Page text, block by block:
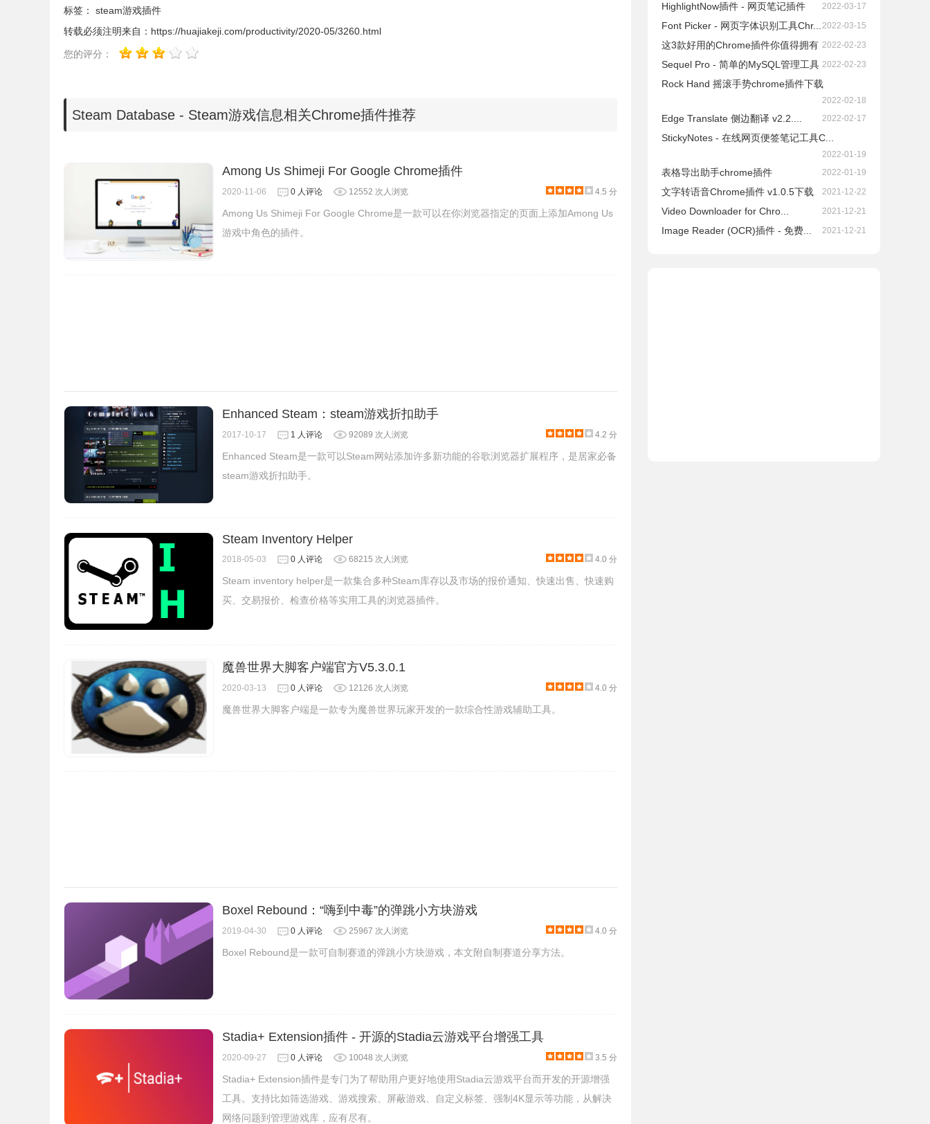
【chrome://extensions/】进入chrome扩展程序，解压你在本站下载的插件，并拖入扩展程序页即可。
2、最新版本的chrome浏览器直接拖放安装时会出现“程序包无效CRX-HEADER-INVALID”的报错信息，参照：
物车中的游戏和DLC。
标签：
steam游戏插件
转载必须注明来自： https://huajiakeji.com/productivity/2020-05/3260.html
您的评分：
Steam Database - Steam游戏信息相关Chrome插件推荐
Among Us Shimeji For Google Chrome插件
2020-11-06 0 人评论 12552 次人浏览 4.5 分
Among Us Shimeji For Google Chrome是一款可以在你浏览器指定的页面上添加Among Us
游戏中角色的插件。
Enhanced Steam：steam游戏折扣助手
2017-10-17 1 人评论 92089 次人浏览 4.2 分
Enhanced Steam是一款可以Steam网站添加许多新功能的谷歌浏览器扩展程序，是居家必备
steam游戏折扣助手。
Steam Inventory Helper
2018-05-03 0 人评论 68215 次人浏览 4.0 分
Steam inventory helper是一款集合多种Steam库存以及市场的报价通知、快速出售、快速购
买、交易报价、检查价格等实用工具的浏览器插件。
魔兽世界大脚客户端官方V5.3.0.1
2020-03-13 0 人评论 12126 次人浏览 4.0 分
魔兽世界大脚客户端是一款专为魔兽世界玩家开发的一款综合性游戏辅助工具。
Boxel Rebound：“嗨到中毒”的弹跳小方块游戏
2019-04-30 0 人评论 25967 次人浏览 4.0 分
Boxel Rebound是一款可自制赛道的弹跳小方块游戏，本文附自制赛道分享方法。
Stadia+ Extension插件 - 开源的Stadia云游戏平台增强工具
2020-09-27 0 人评论 10048 次人浏览 3.5 分
Stadia+ Extension插件是专门为了帮助用户更好地使用Stadia云游戏平台而开发的开源增强
工具。支持比如筛选游戏、游戏搜索、屏蔽游戏、自定义标签、强制4K显示等功能，从解决
网络问题到管理游戏库，应有尽有。
HighlightNow插件 - 网页笔记插件 2022-03-17
Font Picker - 网页字体识别工具Chr... 2022-03-15
这3款好用的Chrome插件你值得拥有 2022-02-23
Sequel Pro - 简单的MySQL管理工具 2022-02-23
Rock Hand 摇滚手势chrome插件下载
2022-02-18
Edge Translate 侧边翻译 v2.2.... 2022-02-17
StickyNotes - 在线网页便签笔记工具C...
2022-01-19
表格导出助手chrome插件 2022-01-19
文字转语音Chrome插件 v1.0.5下载 2021-12-22
Video Downloader for Chro... 2021-12-21
Image Reader (OCR)插件 - 免费... 2021-12-21